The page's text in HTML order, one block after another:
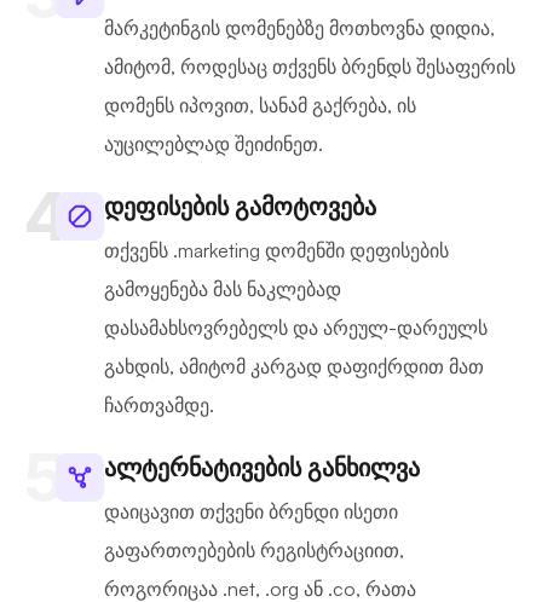
მარკეტინგის დომენებზე მოთხოვნა დიდია,
ამიტომ, როდესაც თქვენს ბრენდს შესაფერის
დომენს იპოვით, სანამ გაქრება, ის
აუცილებლად შეიძინეთ.
დეფისების გამოტოვება
თქვენს .marketing დომენში დეფისების
გამოყენება მას ნაკლებად
დასამახსოვრებელს და არეულ-დარეულს
გახდის, ამიტომ კარგად დაფიქრდით მათ
ჩართვამდე.
ალტერნატივების განხილვა
დაიცავით თქვენი ბრენდი ისეთი
გაფართოებების რეგისტრაციით,
როგორიცაა .net, .org ან .co, რათა